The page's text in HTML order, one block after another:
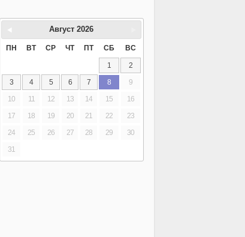
Август 2026
ПН ВТ СР ЧТ ПТ СБ ВС
1
2
3
4 5 6 7 8
9
10
11 12 13 14 15
16
17
18 19 20 21 22
23
24
25 26 27 28 29
30
31